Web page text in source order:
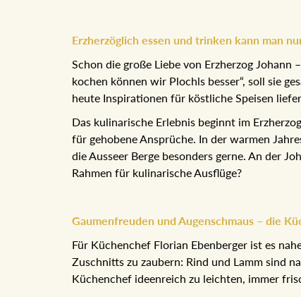
Erzherzöglich essen und trinken kann man
Schon die große Liebe von Erzherzog Johann
kochen können wir Plochls besser“, soll sie
heute Inspirationen für köstliche Speisen
Das kulinarische Erlebnis beginnt im
für gehobene Ansprüche. In der warmen
die Ausseer Berge besonders gerne. An der
Rahmen für kulinarische Ausflüge?
Gaumenfreuden und Augenschmaus – die
Für Küchenchef Florian Ebenberger ist es
Zuschnitts zu zaubern: Rind und Lamm sind
Küchenchef ideenreich zu leichten, immer